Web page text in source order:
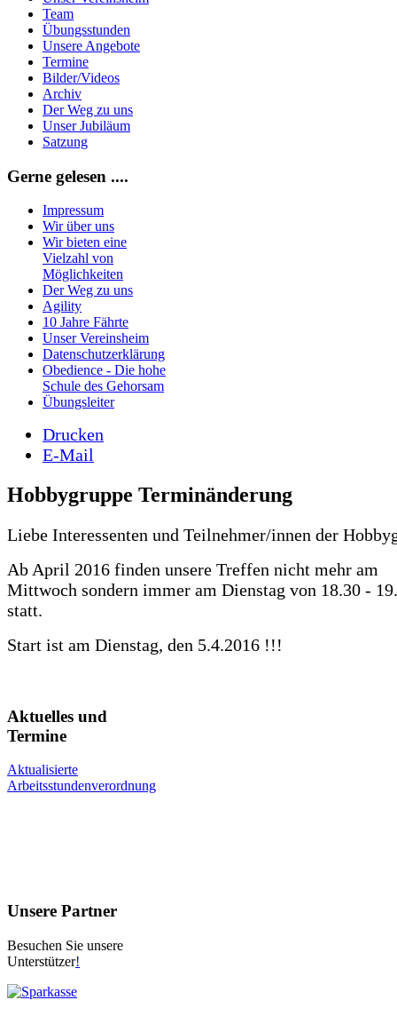
Team
Übungsstunden
Unsere Angebote
Termine
Bilder/Videos
Archiv
Der Weg zu uns
Unser Jubiläum
Satzung
Gerne gelesen ....
Impressum
Wir über uns
Wir bieten eine
Vielzahl von
Möglichkeiten
Der Weg zu uns
Agility
10 Jahre Fährte
Unser Vereinsheim
Datenschutzerklärung
Obedience - Die hohe
Schule des Gehorsam
Übungsleiter
Drucken
E-Mail
Hobbygruppe Terminänderung
Liebe Interessenten und Teilnehmer/innen der
Ab April 2016 finden unsere Treffen nicht mehr am
Mittwoch sondern immer am Dienstag von 18.30 -
statt.
Start ist am Dienstag, den 5.4.2016 !!!
Aktuelles und
Termine
Aktualisierte
Arbeitsstundenverordnung
Unsere Partner
Besuchen Sie unsere
Unterstützer!